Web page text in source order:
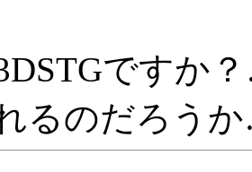
ですか
るのだろう